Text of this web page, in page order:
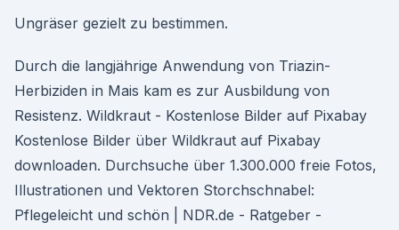
Ungräser gezielt zu bestimmen.
Durch die langjährige Anwendung von Triazin-
Herbiziden in Mais kam es zur Ausbildung von
Resistenz. Wildkraut - Kostenlose Bilder auf Pixabay
Kostenlose Bilder über Wildkraut auf Pixabay
downloaden. Durchsuche über 1.300.000 freie Fotos,
Illustrationen und Vektoren Storchschnabel:
Pflegeleicht und schön | NDR.de - Ratgeber -